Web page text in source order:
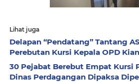
Lihat juga
Delapan “Pendatang” Tantang
Perebutan Kursi Kepala OPD
30 Pejabat Berebut Empat Kursi
Dinas Perdagangan Dipaksa